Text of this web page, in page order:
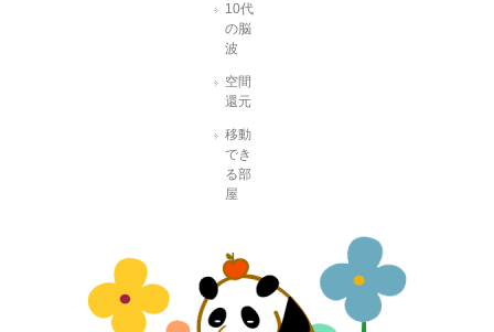
10代
の脳
波
空間
還元
移動
でき
る部
屋